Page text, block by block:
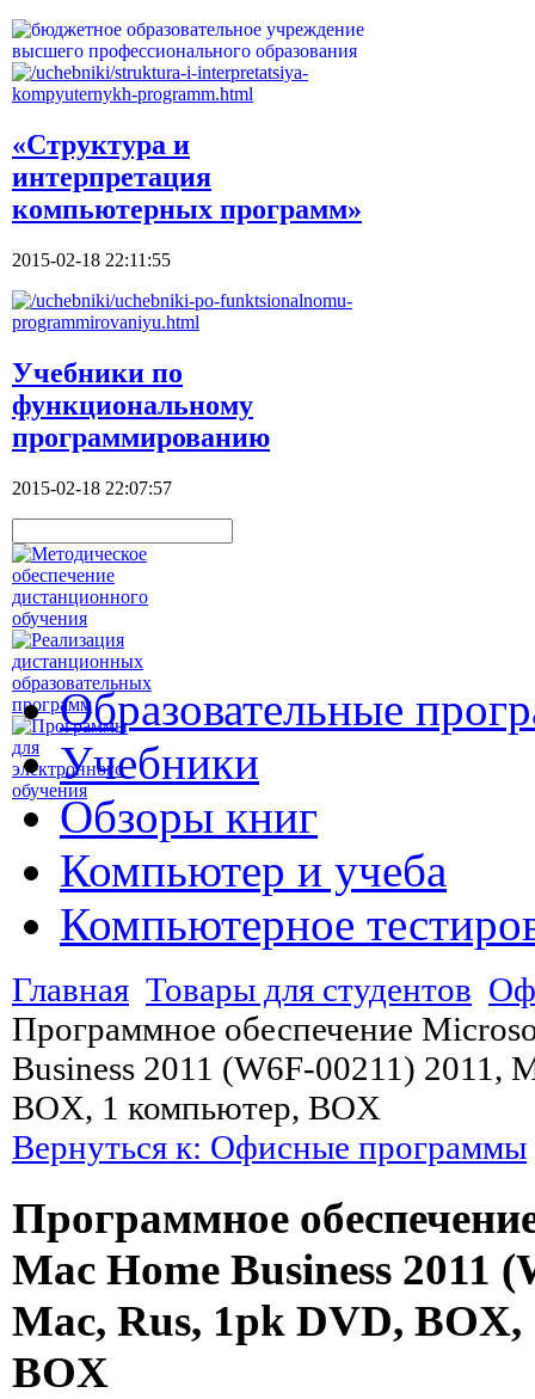
«Структура и
интерпретация
компьютерных программ»
2015-02-18 22:11:55
Учебники по
функциональному
программированию
2015-02-18 22:07:57
Образовательные
Учебники
Обзоры книг
Компьютер и учеба
Компьютерное
Главная Товары для студентов
Программное обеспечение
Business 2011 (W6F-00211) 2011,
BOX, 1 компьютер, BOX
Вернуться к: Офисные программы
Программное
Mac Home Business 2011
Mac, Rus, 1pk DVD,
BOX